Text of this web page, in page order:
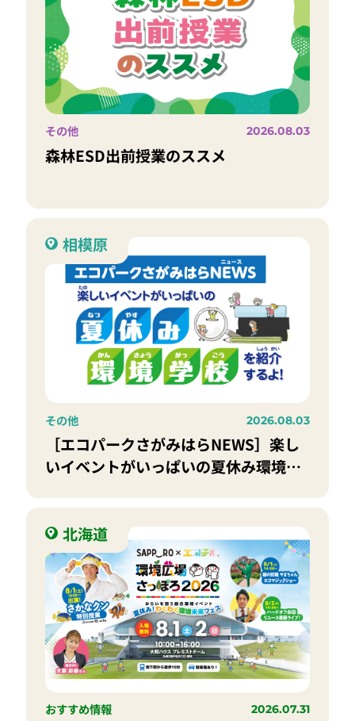
その他 2026.08.03
森林ESD出前授業のススメ
相模原
その他 2026.08.03
［エコパークさがみはらNEWS］楽し
いイベントがいっぱいの夏休み環境学
北海道
おすすめ情報 2026.07.31